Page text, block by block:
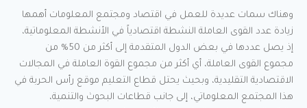
وهناك سمات عديدة للعمل في اقتصاد ومجتمع المعلومات أهمها
زيادة عدد القوى العاملة النشطة اقتصادياً في الأنشطة المعلوماتية،
إذ يصل عددها في بعض الدول المتقدمة إلى أكثر من 50% من
مجموع القوى العاملة، أي أكثر من مجموع القوة العاملة في المجالات
الاقتصادية التقليدية، وبحيث يحتل قطاع التعليم موقع رأس الحربة في
هذا المجتمع المعلوماتي، إلى جانب قطاعات البحوث والتنمية،